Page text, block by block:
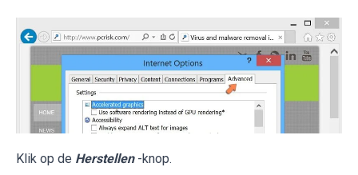
Klik op de Herstellen -knop.